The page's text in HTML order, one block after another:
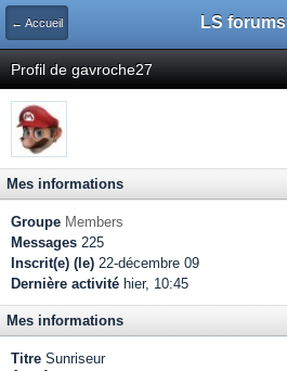
← Accueil LS forums
Profil de gavroche27
Mes informations
Groupe Members
Messages 225
Inscrit(e) (le) 22-décembre 09
Dernière activité hier, 10:45
Mes informations
Titre Sunriseur